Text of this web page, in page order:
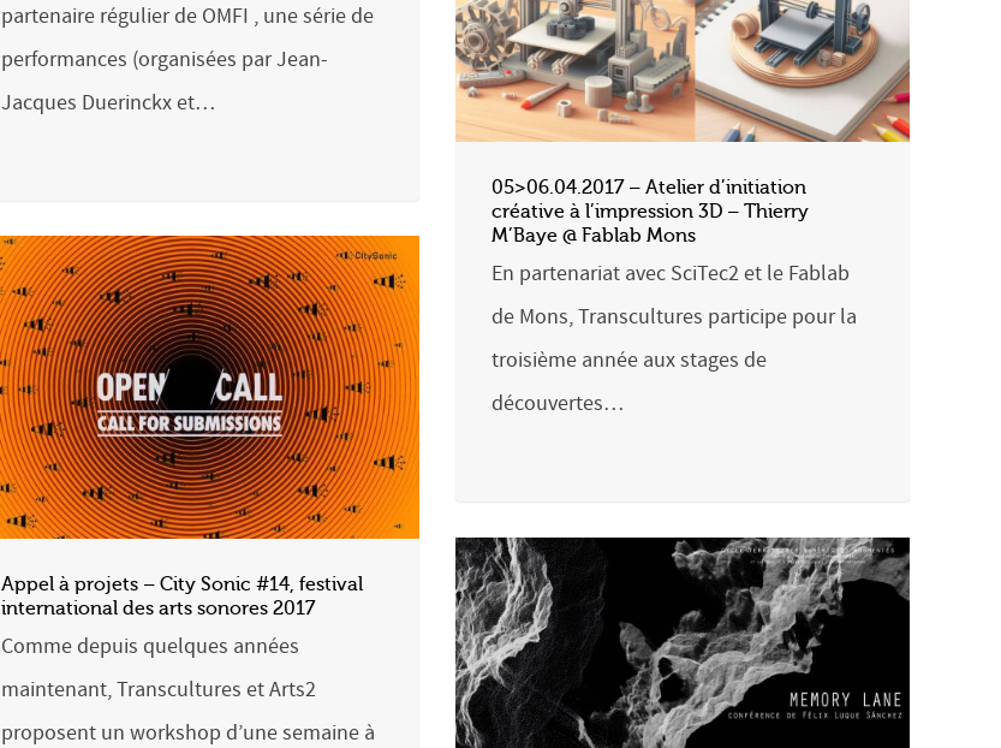
partenaire régulier de OMFI , une série de
performances (organisées par Jean-
Jacques Duerinckx et…
05>06.04.2017 – Atelier d’initiation
créative à l’impression 3D – Thierry
M’Baye @ Fablab Mons
En partenariat avec SciTec2 et le Fablab
de Mons, Transcultures participe pour la
troisième année aux stages de
découvertes…
Appel à projets – City Sonic #14, festival
international des arts sonores 2017
Comme depuis quelques années
maintenant, Transcultures et Arts2
proposent un workshop d’une semaine à